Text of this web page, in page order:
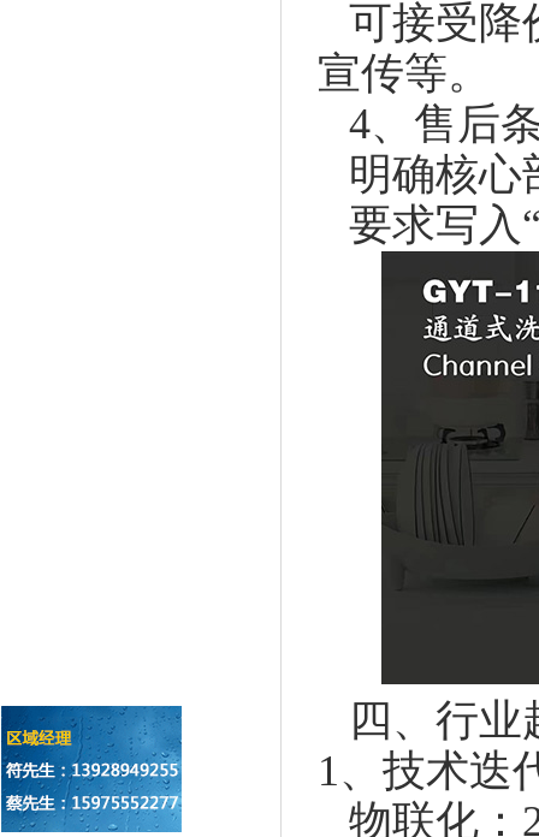
可接受降
宣传等。
4、售后
明确核心
要求写入
四、行
1、技术迭
物联化：